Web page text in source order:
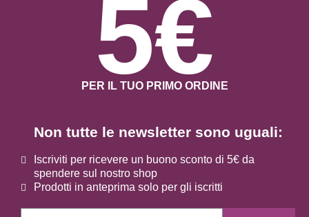
Non tutte le newsletter sono uguali:
Iscriviti per ricevere un buono sconto di 5€ da
spendere sul nostro shop
Prodotti in anteprima solo per gli iscritti
5€
PER IL TUO PRIMO ORDINE